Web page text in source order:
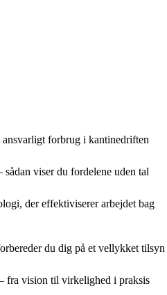
forbrug i kantinedriften
viser du fordelene uden tal
der effektiviserer arbejdet bag
du dig på et vellykket tilsyn
fra vision til virkelighed i praksis